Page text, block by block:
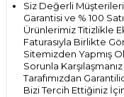
Siz Değerli
Garantisi ve % 100
Ürünlerimiz Titizlikle
Faturasıyla Birlikte
Sitemizden Yapmış
Sorunla
Tarafımızdan
Bizi Tercih Ettiğiniz